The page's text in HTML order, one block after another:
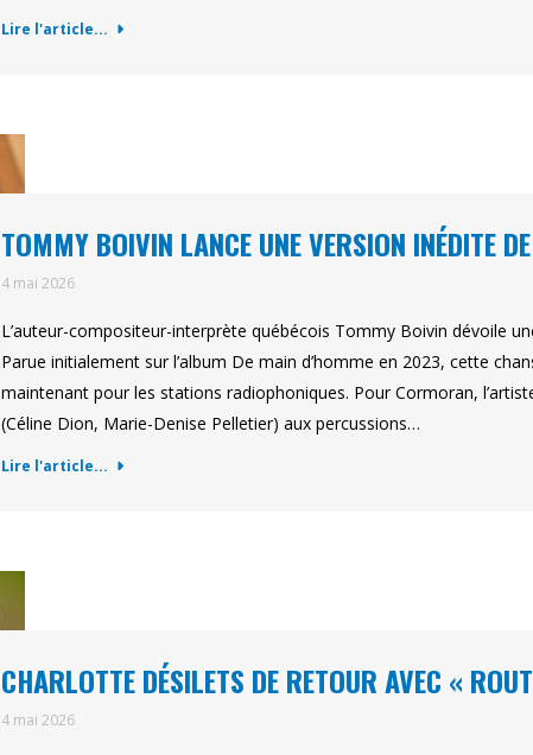
Lire l'article...
TOMMY BOIVIN LANCE UNE VERSION INÉDITE
4 mai 2026
L’auteur-compositeur-interprète québécois Tommy Boivin dévoile
Parue initialement sur l’album De main d’homme en 2023, cette
maintenant pour les stations radiophoniques. Pour Cormoran,
(Céline Dion, Marie-Denise Pelletier) aux percussions…
Lire l'article...
CHARLOTTE DÉSILETS DE RETOUR AVEC «
4 mai 2026